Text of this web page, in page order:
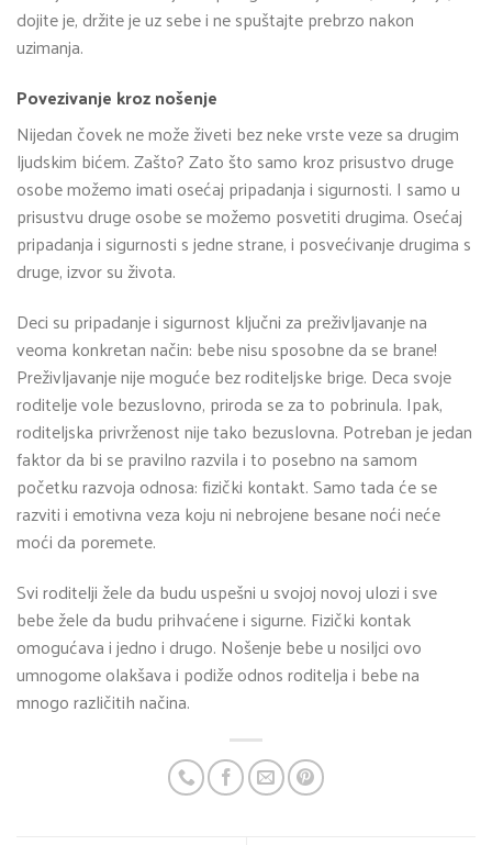
dojite je, držite je uz sebe i ne spuštajte prebrzo nakon
uzimanja.
Povezivanje kroz nošenje
Nijedan čovek ne može živeti bez neke vrste veze sa drugim
ljudskim bićem. Zašto? Zato što samo kroz prisustvo druge
osobe možemo imati osećaj pripadanja i sigurnosti. I samo u
prisustvu druge osobe se možemo posvetiti drugima. Osećaj
pripadanja i sigurnosti s jedne strane, i posvećivanje drugima s
druge, izvor su života.
Deci su pripadanje i sigurnost ključni za preživljavanje na
veoma konkretan način: bebe nisu sposobne da se brane!
Preživljavanje nije moguće bez roditeljske brige. Deca svoje
roditelje vole bezuslovno, priroda se za to pobrinula. Ipak,
roditeljska privrženost nije tako bezuslovna. Potreban je jedan
faktor da bi se pravilno razvila i to posebno na samom
početku razvoja odnosa: fizički kontakt. Samo tada će se
razviti i emotivna veza koju ni nebrojene besane noći neće
moći da poremete.
Svi roditelji žele da budu uspešni u svojoj novoj ulozi i sve
bebe žele da budu prihvaćene i sigurne. Fizički kontak
omogućava i jedno i drugo. Nošenje bebe u nosiljci ovo
umnogome olakšava i podiže odnos roditelja i bebe na
mnogo različitih načina.